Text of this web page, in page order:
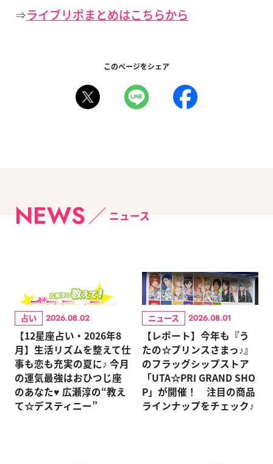
⇒ライブリポまとめはこちらから
このページをシェア
NEWS ニュース
占い 2026.08.02
【12星座占い・2026年8
月】生活リズムを整えて仕
事も恋も充実の夏に♪ 今月
の運気最強はおひつじ座
のあなた♥ 広瀬淳の“教え
て☆デスティニー”
ニュース 2026.08.01
【レポート】今年も『う
たの☆プリンスさまっ♪』
のフラッグシップストア
「UTA☆PRI GRAND SHO
P」が開催！ 注目の商品
ラインナップをチェック♪